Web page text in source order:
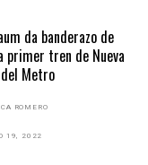
da banderazo de
primer tren de Nueva
Metro
ROMERO
19, 2022